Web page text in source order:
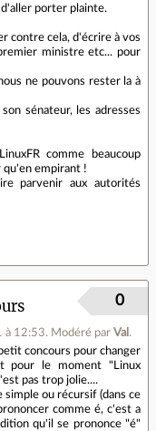
porter plainte.
contre cela, d'écrire à vos
ministre etc... pour
ne pouvons rester la à
sénateur, les adresses
comme beaucoup
qu'en empirant !
parvenir aux autorités
à 12:53. Modéré par Val .
0
concours pour changer
pour le moment "Linux
pas trop jolie....
simple ou récursif (dans ce
comme é, c'est a
qu'il se prononce "é"